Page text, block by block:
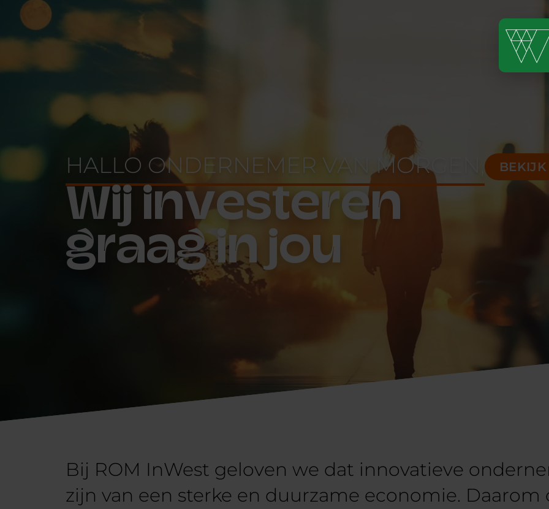
HALLO ONDERNEMER VAN MORGEN,
Wij investeren
graag in jou
Bij ROM InWest geloven we dat innovatieve
zijn van een sterke en duurzame economie.